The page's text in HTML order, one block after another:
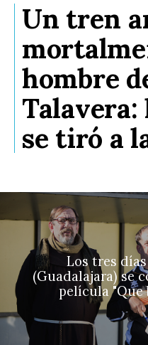
Un tren
hombre
se tiró a
Los tres
(Guadalajara) se
película "Que